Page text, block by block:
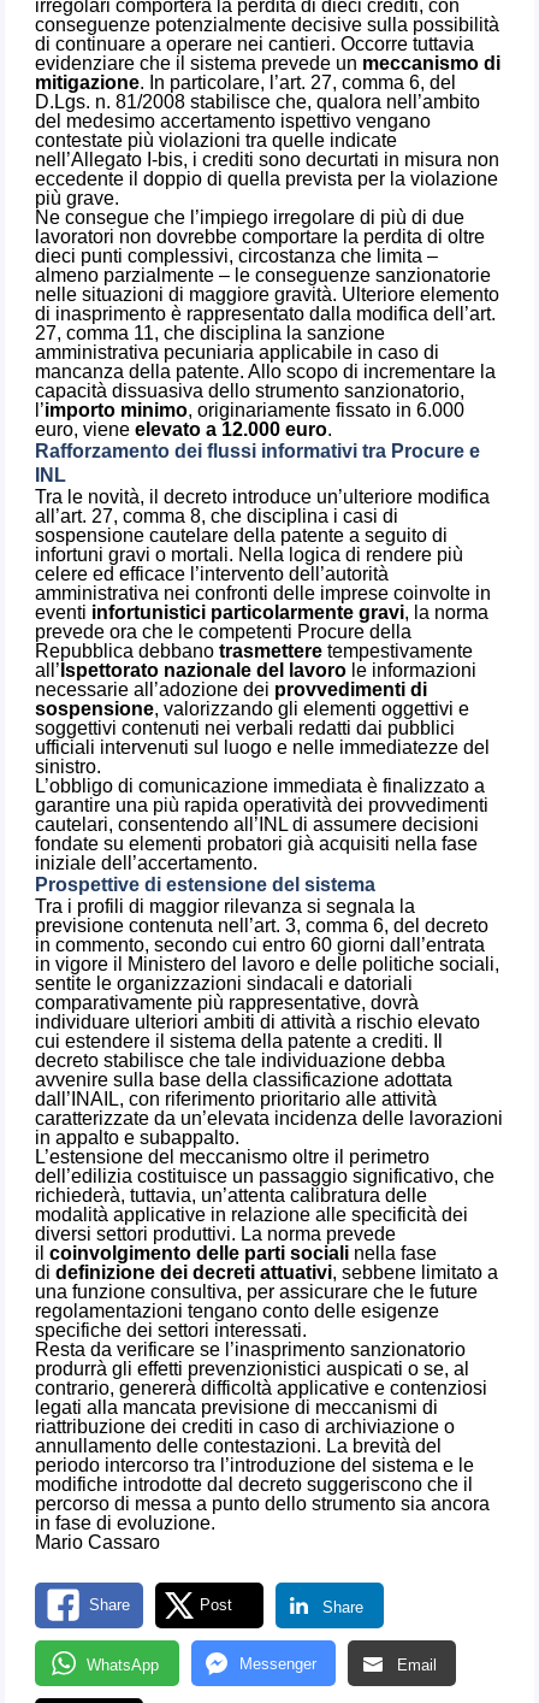
irregolari comporterà la perdita di dieci crediti, con
conseguenze potenzialmente decisive sulla possibilità
di continuare a operare nei cantieri. Occorre tuttavia
evidenziare che il sistema prevede un meccanismo di
mitigazione. In particolare, l’art. 27, comma 6, del
D.Lgs. n. 81/2008 stabilisce che, qualora nell’ambito
del medesimo accertamento ispettivo vengano
contestate più violazioni tra quelle indicate
nell’Allegato I-bis, i crediti sono decurtati in misura non
eccedente il doppio di quella prevista per la violazione
più grave.
Ne consegue che l’impiego irregolare di più di due
lavoratori non dovrebbe comportare la perdita di oltre
dieci punti complessivi, circostanza che limita –
almeno parzialmente – le conseguenze sanzionatorie
nelle situazioni di maggiore gravità. Ulteriore elemento
di inasprimento è rappresentato dalla modifica dell’art.
27, comma 11, che disciplina la sanzione
amministrativa pecuniaria applicabile in caso di
mancanza della patente. Allo scopo di incrementare la
capacità dissuasiva dello strumento sanzionatorio,
l’importo minimo, originariamente fissato in 6.000
euro, vieneelevato a 12.000 euro.
Rafforzamento dei flussi informativi tra Procure e
INL
Tra le novità, il decreto introduce un’ulteriore modifica
all’art. 27, comma 8, che disciplina i casi di
sospensione cautelare della patente a seguito di
infortuni gravi o mortali. Nella logica di rendere più
celere ed efficace l’intervento dell’autorità
amministrativa nei confronti delle imprese coinvolte in
eventi infortunistici particolarmente gravi, la norma
prevede ora che le competenti Procure della
Repubblica debbanotrasmettere tempestivamente
all’ Ispettorato nazionale del lavoro le informazioni
necessarie all’adozione dei provvedimenti di
sospensione, valorizzando gli elementi oggettivi e
soggettivi contenuti nei verbali redatti dai pubblici
ufficiali intervenuti sul luogo e nelle immediatezze del
sinistro.
L’obbligo di comunicazione immediata è finalizzato a
garantire una più rapida operatività dei provvedimenti
cautelari, consentendo all’INL di assumere decisioni
fondate su elementi probatori già acquisiti nella fase
iniziale dell’accertamento.
Prospettive di estensione del sistema
Tra i profili di maggior rilevanza si segnala la
previsione contenuta nell’art. 3, comma 6, del decreto
in commento, secondo cui entro 60 giorni dall’entrata
in vigore il Ministero del lavoro e delle politiche sociali,
sentite le organizzazioni sindacali e datoriali
comparativamente più rappresentative, dovrà
individuare ulteriori ambiti di attività a rischio elevato
cui estendere il sistema della patente a crediti. Il
decreto stabilisce che tale individuazione debba
avvenire sulla base della classificazione adottata
dall’INAIL, con riferimento prioritario alle attività
caratterizzate da un’elevata incidenza delle lavorazioni
in appalto e subappalto.
L’estensione del meccanismo oltre il perimetro
dell’edilizia costituisce un passaggio significativo, che
richiederà, tuttavia, un’attenta calibratura delle
modalità applicative in relazione alle specificità dei
diversi settori produttivi. La norma prevede
ilcoinvolgimento delle parti sociali nella fase
didefinizione dei decreti attuativi, sebbene limitato a
una funzione consultiva, per assicurare che le future
regolamentazioni tengano conto delle esigenze
specifiche dei settori interessati.
Resta da verificare se l’inasprimento sanzionatorio
produrrà gli effetti prevenzionistici auspicati o se, al
contrario, genererà difficoltà applicative e contenziosi
legati alla mancata previsione di meccanismi di
riattribuzione dei crediti in caso di archiviazione o
annullamento delle contestazioni. La brevità del
periodo intercorso tra l’introduzione del sistema e le
modifiche introdotte dal decreto suggeriscono che il
percorso di messa a punto dello strumento sia ancora
in fase di evoluzione.
Mario Cassaro
Share Post Share
WhatsApp Messenger Email